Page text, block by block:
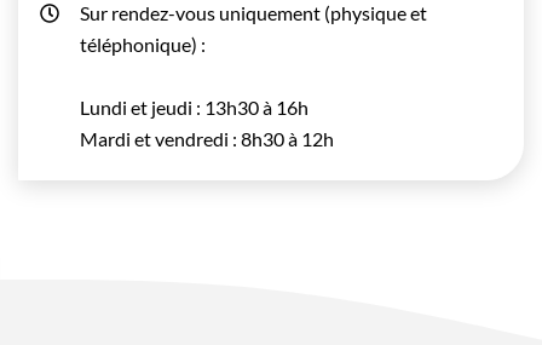
Sur rendez-vous uniquement (physique et
téléphonique) :
Lundi et jeudi : 13h30 à 16h
Mardi et vendredi : 8h30 à 12h